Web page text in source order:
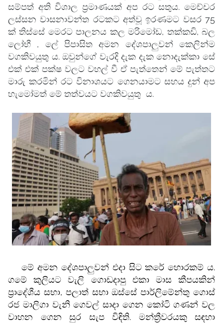
සම්පත් අති විශාල ප්‍රමාණයක් අප රට සතුය. මෙච්චර
ලස්සන වාසනාවන්ත රටකට අත්වූ ඉරණමට වසර 75
ක් තිස්සේ මෙරට පාලනය කල මරිමෝඩ, තක්කඩි, බල
ලෝභී , ලේ පිපාසිත අමන දේශපාලුවන් කෙලින්ම
වගකිවයුතු ය. ඔවුන්ගේ වැරදි දැක දැක නොදැක්කා සේ
එක් එක් පක්ෂ වලට වහල් වී ඒ පැත්තෙන් මේ පැත්තට
මාරු කරමින් රට විනාශයට ගෙනයාමට සහය දුන් අප
හැමෝමත් මේ තත්වයට වගකිවයුතු ය.
මේ අමන දේශපාලුවන් එදා සිට කරේ හොරකම්‍ ය.
ගමේ කුලියට වැලි ගොඩදාපු එකා මාස කීපයකින්
ප්‍රාදේශීය සභා, පලාත් සභා ඔස්සේ පාර්ලිමේන්තු ගොස්
රජ මාලිගා වැනි ගෙවල් සාදා ගෙන කෝටි ගණන් වල
වාහන ගෙන සුර සැප විඳිති. මන්ත්‍රීවරයකු සඳහා